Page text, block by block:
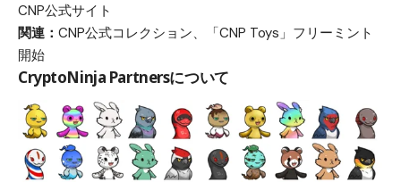
CNP公式サイト
関連： CNP公式コレクション、「CNP Toys」フリーミント
開始
CryptoNinja Partnersについて